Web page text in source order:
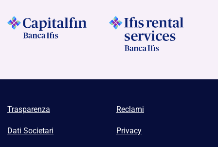
Trasparenza Reclami
Dati Societari Privacy